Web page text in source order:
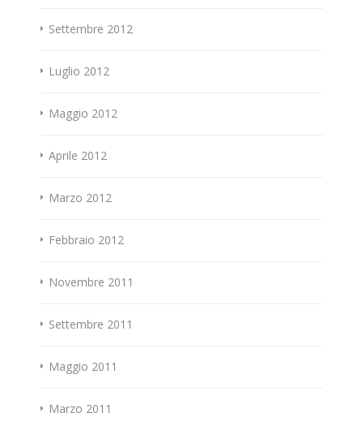
Settembre 2012
Luglio 2012
Maggio 2012
Aprile 2012
Marzo 2012
Febbraio 2012
Novembre 2011
Settembre 2011
Maggio 2011
Marzo 2011